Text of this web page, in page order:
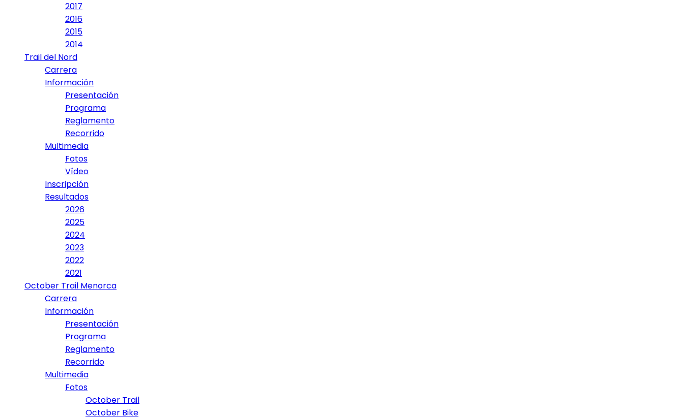
2017
2016
2015
2014
Trail del Nord
Carrera
Información
Presentación
Programa
Reglamento
Recorrido
Multimedia
Fotos
Vídeo
Inscripción
Resultados
2026
2025
2024
2023
2022
2021
October Trail Menorca
Carrera
Información
Presentación
Programa
Reglamento
Recorrido
Multimedia
Fotos
October Trail
October Bike